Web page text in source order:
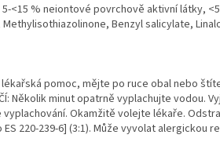
<15 % neiontové povrchově aktivní látky,
Benzyl salicylate,
pomoc, mějte po ruce obal nebo
Několik minut opatrně vyplachujte vodou.
Okamžitě volejte lékaře.
220-239-6] (3:1). Může vyvolat alergickou